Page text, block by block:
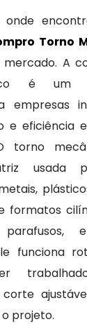
Torno
mercado. A
é um
empresas
e eficiência
torno
usada
formatos
funciona
projeto.